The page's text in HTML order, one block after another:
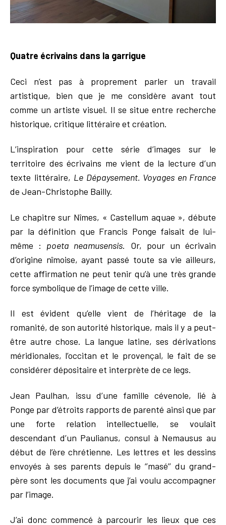
Quatre écrivains dans la garrigue
Ceci n’est pas à proprement parler un travail
artistique, bien que je me considère avant tout
comme un artiste visuel. Il se situe entre recherche
historique, critique littéraire et création.
L’inspiration pour cette série d’images sur le
territoire des écrivains me vient de la lecture d’un
texte littéraire, Le Dépaysement. Voyages en France
de Jean-Christophe Bailly.
Le chapitre sur Nîmes, « Castellum aquae », débute
par la définition que Francis Ponge faisait de lui-
même : poeta neamusensis. Or, pour un écrivain
d’origine nîmoise, ayant passé toute sa vie ailleurs,
cette affirmation ne peut tenir qu’à une très grande
force symbolique de l’image de cette ville.
Il est évident qu’elle vient de l’héritage de la
romanité, de son autorité historique, mais il y a peut-
être autre chose. La langue latine, ses dérivations
méridionales, l’occitan et le provençal, le fait de se
considérer dépositaire et interprète de ce legs.
Jean Paulhan, issu d’une famille cévenole, lié à
Ponge par d’étroits rapports de parenté ainsi que par
une forte relation intellectuelle, se voulait
descendant d’un Paulianus, consul à Nemausus au
début de l’ère chrétienne. Les lettres et les dessins
envoyés à ses parents depuis le ‘’masé’’ du grand-
père sont les documents que j’ai voulu accompagner
par l’image.
J’ai donc commencé à parcourir les lieux que ces